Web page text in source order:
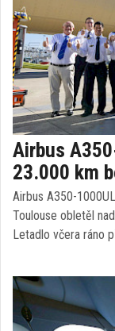
Airbus
23.000 km
Airbus A350-
Toulouse obletěl
Letadlo včera ráno